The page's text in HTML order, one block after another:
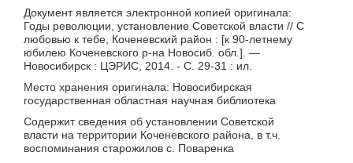
Документ является электронной копией оригинала:
Годы революции, установление Советской власти // С
любовью к тебе, Коченевский район : [к 90-летнему
юбилею Коченевского р-на Новосиб. обл.]. —
Новосибирск : ЦЭРИС, 2014. - С. 29-31 : ил.
Место хранения оригинала: Новосибирская
государственная областная научная библиотека
Содержит сведения об установлении Советской
власти на территории Коченевского района, в т.ч.
воспоминания старожилов с. Поваренка